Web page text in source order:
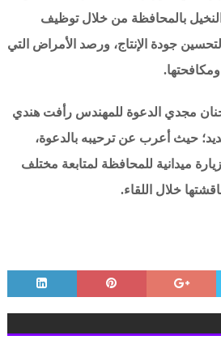
بالمحافظة من خلال توظيف
جودة الإنتاج، ورصد الأمراض التي
مجدي الدعوة للمهندس رأفت هندي
حيث أعرب عن ترحيبه بالدعوة،
ميدانية للمحافظة لمتابعة مختلف
خلال اللقاء.